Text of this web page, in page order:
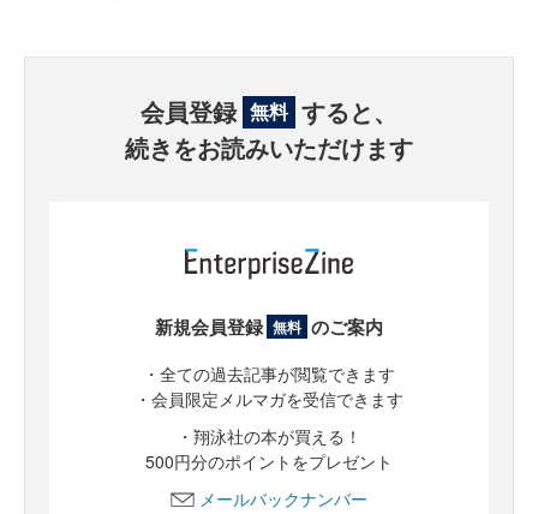
会員登録 無料 すると、
続きをお読みいただけます
新規会員登録 無料 のご案内
・全ての過去記事が閲覧できます
・会員限定メルマガを受信できます
・翔泳社の本が買える！
500円分のポイントをプレゼント
メールバックナンバー